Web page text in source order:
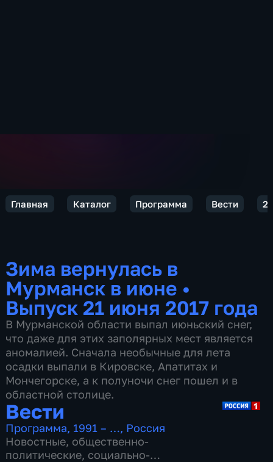
Главная Каталог Программа Вести
Зима вернулась в
Мурманск в июне •
Выпуск 21 июня 2017 года
В Мурманской области выпал июньский снег,
что даже для этих заполярных мест является
аномалией. Сначала необычные для лета
осадки выпали в Кировске, Апатитах и
Мончегорске, а к полуночи снег пошел и в
областной столице.
Вести
Программа, 1991 – …, Россия
Новостные, общественно-
политические, социально-